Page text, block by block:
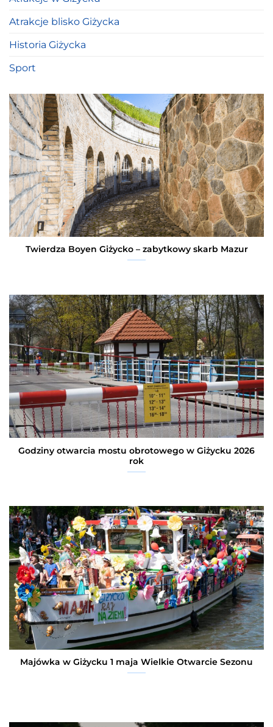
Atrakcje blisko Giżycka
Historia Giżycka
Sport
Twierdza Boyen Giżycko – zabytkowy skarb Mazur
Godziny otwarcia mostu obrotowego w Giżycku 2026
rok
Majówka w Giżycku 1 maja Wielkie Otwarcie Sezonu